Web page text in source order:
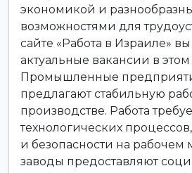
экономикой и
возможностями для
сайте «Работа в Израиле»
актуальные вакансии в
Промышленные
предлагают стабильную
производстве. Работа
технологических
и безопасности на рабочем
заводы предоставляют